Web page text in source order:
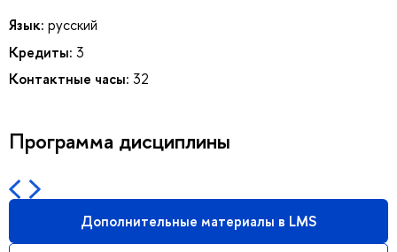
Язык: русский
Кредиты: 3
Контактные часы: 32
Программа дисциплины
Дополнительные материалы в LMS